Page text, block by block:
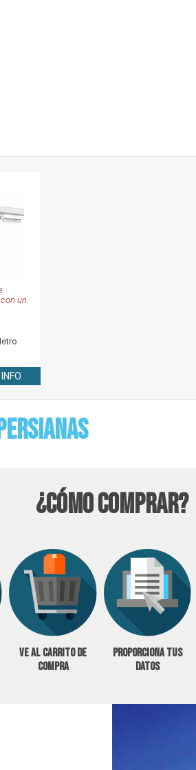
un
¿Cómo Comprar?
Ve al carrito de
compra
Proporciona tus
datos